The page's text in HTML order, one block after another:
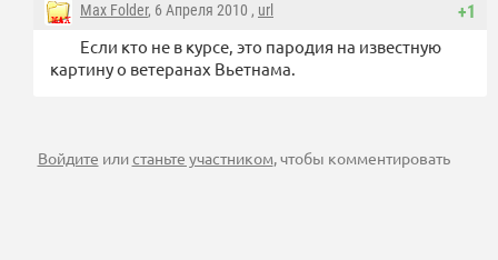
+1
Max Folder, 6 Апреля 2010 , url
Если кто не в курсе, это пародия на известную
картину о ветеранах Вьетнама.
Войдите илистаньте участником, чтобы комментировать